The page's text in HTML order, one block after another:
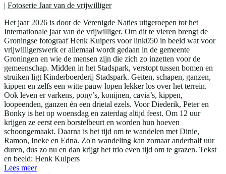
| Fotoserie Jaar van de vrijwilliger
Het jaar 2026 is door de Verenigde Naties uitgeroepen tot het
Internationale jaar van de vrijwilliger. Om dit te vieren brengt de
Groningse fotograaf Henk Kuipers voor link050 in beeld wat voor
vrijwilligerswerk er allemaal wordt gedaan in de gemeente
Groningen en wie de mensen zijn die zich zo inzetten voor de
gemeenschap. Midden in het Stadspark, verstopt tussen bomen en
struiken ligt Kinderboerderij Stadspark. Geiten, schapen, ganzen,
kippen en zelfs een witte pauw lopen lekker los over het terrein.
Ook leven er varkens, pony’s, konijnen, cavia’s, kippen,
loopeenden, ganzen én een drietal ezels. Voor Diederik, Peter en
Bonky is het op woensdag en zaterdag altijd feest. Om 12 uur
krijgen ze eerst een borstelbeurt en worden hun hoeven
schoongemaakt. Daarna is het tijd om te wandelen met Dinie,
Ramon, Ineke en Edna. Zo'n wandeling kan zomaar anderhalf uur
duren, dus zo nu en dan krijgt het trio even tijd om te grazen. Tekst
en beeld: Henk Kuipers
Lees meer